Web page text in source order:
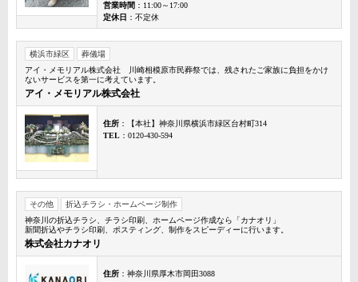
営業時間 ：11:00～17:00
定休日 ：不定休
横浜市緑区
葬儀場
アイ・メモリアル株式会社 川崎相模原市民葬祭では、残されたご家族に負担をかけ
ないサービスを第一に考えています。
アイ・メモリアル株式会社
住所 ：【本社】神奈川県横浜市緑区台村町314
TEL ：0120-430-594
その他
折込チラシ・ホームページ制作
神奈川の折込チラシ、チラシ印刷、ホームページ作成なら「カナオリ」
新聞折込やチラシ印刷、ポスティング、制作をスピーディーに行います。
株式会社カナオリ
住所 ：神奈川県厚木市岡田3088